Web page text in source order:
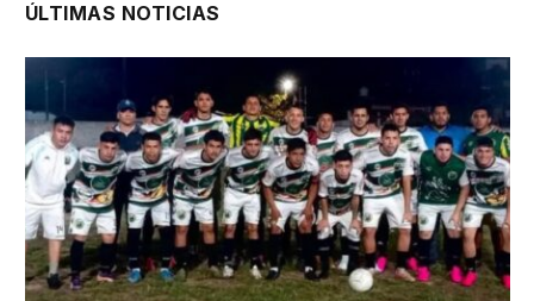
ÚLTIMAS NOTICIAS